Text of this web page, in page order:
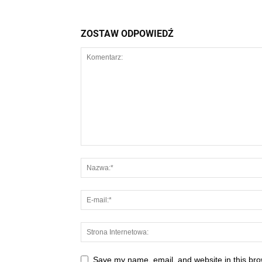
ZOSTAW ODPOWIEDŹ
Save my name, email, and website in this